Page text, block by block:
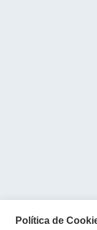
Política de